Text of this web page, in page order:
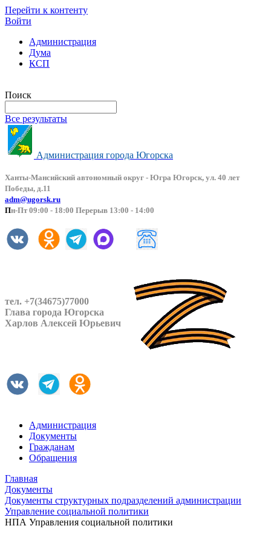
Перейти к контенту
Войти
Администрация
Дума
КСП
Поиск
Все результаты
Администрация города Югорска
Ханты-Мансийский автономный округ - Югра Югорск, ул. 40 лет
Победы, д.11
adm@ugorsk.ru
Пн-Пт 09:00 - 18:00 Перерыв 13:00 - 14:00
тел. +7(34675)77000
Глава города Югорска
Харлов Алексей Юрьевич
Администрация
Документы
Гражданам
Обращения
Главная
Документы
Документы структурных подразделений администрации
Управление социальной политики
НПА Управления социальной политики